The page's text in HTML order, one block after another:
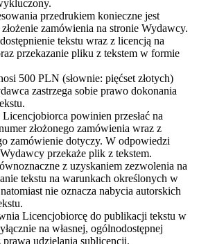
przedrukiem konieczne jest
zamówienia na stronie Wydawcy.
tekstu wraz z licencją na
przekazanie pliku z tekstem w formie
500 PLN (słownie: pięćset złotych)
zastrzega sobie prawo dokonania
powinien przesłać na
złożonego zamówienia wraz z
zamówienie dotyczy. W odpowiedzi
przekaże plik z tekstem.
z uzyskaniem zezwolenia na
tekstu na warunkach określonych w
nie oznacza nabycia autorskich
Licencjobiorcę do publikacji tekstu w
na własnej, ogólnodostępnej
udzielania sublicencji.